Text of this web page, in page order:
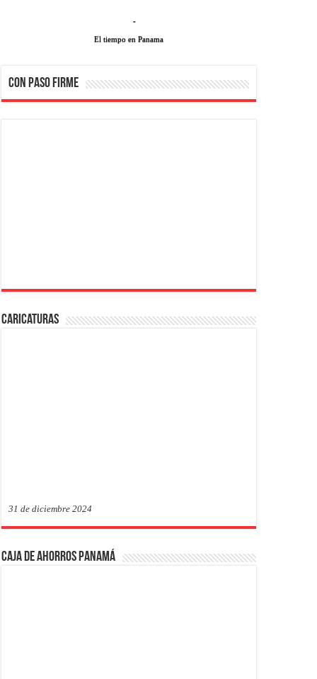
-
El tiempo en Panama
CON PASO FIRME
Caricaturas
31 de diciembre 2024
Caja de Ahorros Panamá